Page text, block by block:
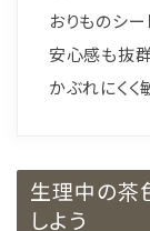
おりものシ
安心感も抜群
かぶれにくく
生理中の茶
しよう